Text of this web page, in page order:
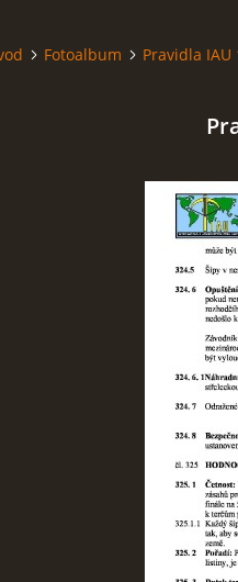
Fotoalbum Pravidla IAU